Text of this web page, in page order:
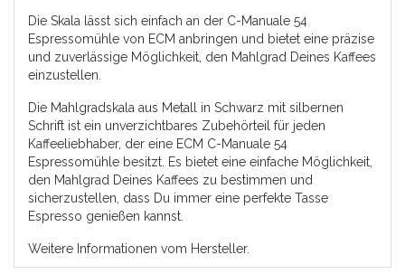
Die Skala lässt sich einfach an der C-Manuale 54
Espressomühle von ECM anbringen und bietet eine präzise
und zuverlässige Möglichkeit, den Mahlgrad Deines Kaffees
einzustellen.
Die Mahlgradskala aus Metall in Schwarz mit silbernen
Schrift ist ein unverzichtbares Zubehörteil für jeden
Kaffeeliebhaber, der eine ECM C-Manuale 54
Espressomühle besitzt. Es bietet eine einfache Möglichkeit,
den Mahlgrad Deines Kaffees zu bestimmen und
sicherzustellen, dass Du immer eine perfekte Tasse
Espresso genießen kannst.
Weitere Informationen vom Hersteller.